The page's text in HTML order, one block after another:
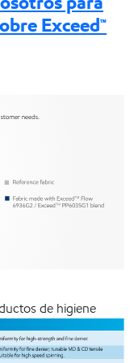
Exceed™
de higiene